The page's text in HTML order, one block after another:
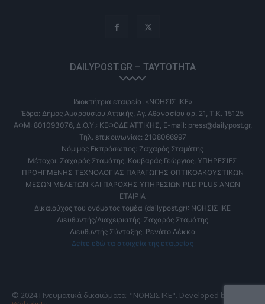
DAILYPOST.GR – ΤΑΥΤΌΤΗΤΑ
Ιδιοκτήτρια εταιρεία: «ΝΟΗΣΙΣ ΙΚΕ»
Έδρα: Δήμος Αμαρουσίου Αττικής, Αγ. Αθανασίου αρ. 21, Τ.Κ. 15125
ΑΦΜ: 801093076, Δ.Ο.Υ.: ΚΕΦΟΔΕ ΑΤΤΙΚΗΣ, E-mail: press@dailypost.gr,
Τηλ. επικοινωνίας: 2108066997
Νόμιμος Εκπρόσωπος: Ζαχαρός Σταμάτης
Μέτοχοι: Ζαχαρός Σταμάτης, Κουβαράς Γεώργιος, ΥΠΗΡΕΣΙΕΣ
ΠΡΟΗΓΜΕΝΗΣ ΤΕΧΝΟΛΟΓΙΑΣ ΠΑΡΑΓΩΓΗΣ ΟΠΤΙΚΟΑΚΟΥΣΤΙΚΩΝ
ΜΕΣΩΝ ΜΕΛΕΤΩΝ ΚΑΙ ΠΑΡΟΧΗΣ ΥΠΗΡΕΣΙΩΝ PLD PLUS ΑΝΩΝ
ΕΤΑΙΡΙΑ
Δικαιούχος του ονόματος τομέα (dailypost.gr): ΝΟΗΣΙΣ ΙΚΕ
Διευθυντής/Διαχειριστής: Ζαχαρός Σταμάτης
Διευθυντής Σύνταξης: Ρενάτο Λέκκα
Δείτε εδώ τα στοιχεία της εταιρείας
© 2024 Πνευματικά δικαιώματα: "ΝΟΗΣΙΣ ΙΚΕ". Developed by